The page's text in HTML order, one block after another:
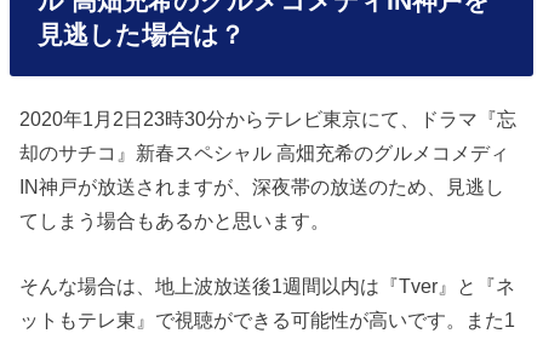
見逃した場合は？
2020年1月2日23時30分からテレビ東京にて、ドラマ『忘
却のサチコ』新春スペシャル 高畑充希のグルメコメディ
IN神戸が放送されますが、深夜帯の放送のため、見逃し
てしまう場合もあるかと思います。
そんな場合は、地上波放送後1週間以内は『Tver』と『ネ
ットもテレ東』で視聴ができる可能性が高いです。また1